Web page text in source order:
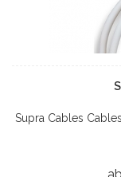
Supra Cables